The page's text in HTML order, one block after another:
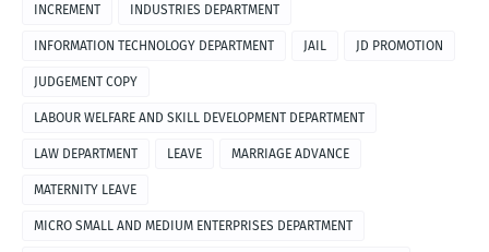
INCREMENT INDUSTRIES DEPARTMENT
INFORMATION TECHNOLOGY DEPARTMENT JAIL JD PROMOTION
JUDGEMENT COPY
LABOUR WELFARE AND SKILL DEVELOPMENT DEPARTMENT
LAW DEPARTMENT LEAVE MARRIAGE ADVANCE
MATERNITY LEAVE
MICRO SMALL AND MEDIUM ENTERPRISES DEPARTMENT